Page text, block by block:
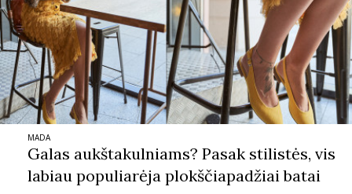
TEATRAS
SPORTAS
FOTOGRAFIJA
MENAS
MADA
Galas aukštakulniams? Pasak stilistės, vis
labiau populiarėja plokščiapadžiai batai